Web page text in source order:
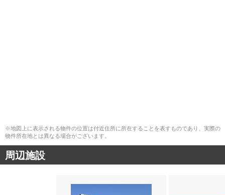
※地図上に表示される物件の位置は付近住所に所在することを表すものであり、実際の
物件所在地とは異なる場合がございます。
周辺施設